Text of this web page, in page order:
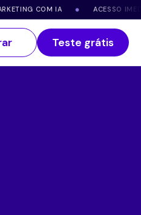
COM IA ● ACESSO
Teste grátis